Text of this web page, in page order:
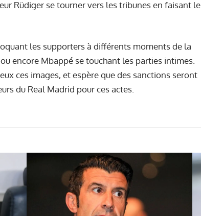
Rüdiger se tourner vers les tribunes en faisant le
les supporters à différents moments de la
encore Mbappé se touchant les parties intimes.
ces images, et espère que des sanctions seront
du Real Madrid pour ces actes.